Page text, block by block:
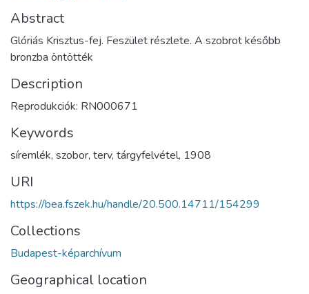
Abstract
Glóriás Krisztus-fej. Feszület részlete. A szobrot később
bronzba öntötték
Description
Reprodukciók: RN000671
Keywords
síremlék, szobor, terv, tárgyfelvétel, 1908
URI
https://bea.fszek.hu/handle/20.500.14711/154299
Collections
Budapest-képarchívum
Geographical location